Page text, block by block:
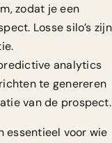
zodat je een
Losse silo’s zijn
analytics
te genereren
van de prospect.
essentieel voor wie